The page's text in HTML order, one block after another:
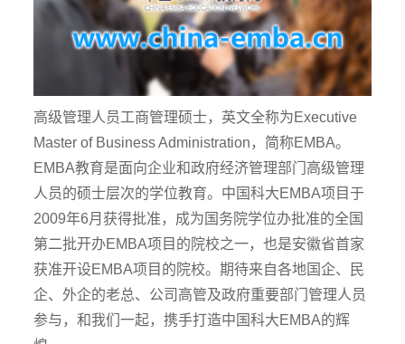
高级管理人员工商管理硕士，英文全称为Executive
Master of Business Administration，简称EMBA。
EMBA教育是面向企业和政府经济管理部门高级管理
人员的硕士层次的学位教育。中国科大EMBA项目于
2009年6月获得批准，成为国务院学位办批准的全国
第二批开办EMBA项目的院校之一，也是安徽省首家
获准开设EMBA项目的院校。期待来自各地国企、民
企、外企的老总、公司高管及政府重要部门管理人员
参与，和我们一起，携手打造中国科大EMBA的辉